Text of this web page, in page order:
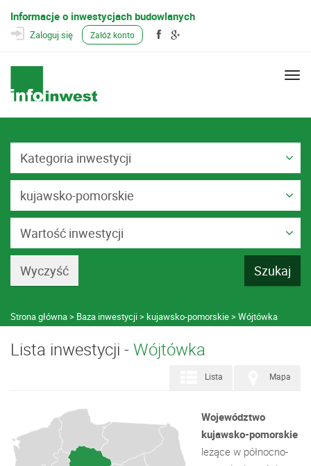
Informacje o inwestycjach budowlanych
Zaloguj się Załóż konto
Kategoria inwestycji
kujawsko-pomorskie
Wartość inwestycji
Strona główna Baza inwestycji kujawsko-pomorskie Wójtówka
Lista inwestycji - Wójtówka
Mapa
Lista
Województwo
kujawsko-pomorskie
leżące w północno-